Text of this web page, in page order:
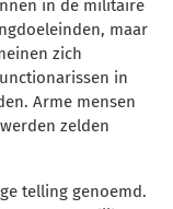
in de militaire
maar
zich
in
Arme mensen
zelden
telling genoemd.